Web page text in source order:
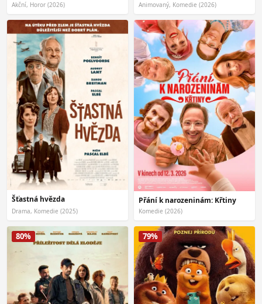
Akční, Horor (2026) Animovaný, Komedie (2026)
Šťastná hvězda
Drama, Komedie (2025)
Přání k narozeninám: Křtiny
Komedie (2026)
80% 79%